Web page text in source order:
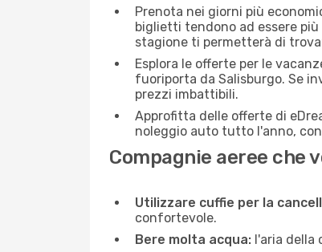
Prenota nei giorni più
biglietti tendono ad essere
stagione ti permetterà di
Esplora le offerte per le
fuoriporta da Salisburgo. Se
prezzi imbattibili.
Approfitta delle offerte di
noleggio auto tutto l'anno,
Compagnie aeree che
Utilizzare cuffie per la
confortevole.
Bere molta acqua: l'aria della